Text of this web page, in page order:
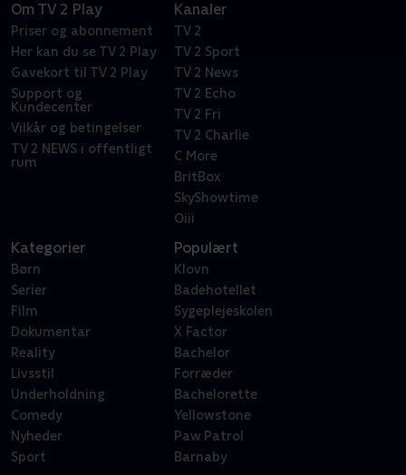
Om TV 2 Play
Priser og abonnement
Her kan du se TV 2 Play
Gavekort til TV 2 Play
Support og
Kundecenter
Vilkår og betingelser
TV 2 NEWS i offentligt
rum
Kanaler
TV 2
TV 2 Sport
TV 2 News
TV 2 Echo
TV 2 Fri
TV 2 Charlie
C More
BritBox
SkyShowtime
Oiii
Kategorier
Børn
Serier
Film
Dokumentar
Reality
Livsstil
Underholdning
Comedy
Nyheder
Sport
Populært
Klovn
Badehotellet
Sygeplejeskolen
X Factor
Bachelor
Forræder
Bachelorette
Yellowstone
Paw Patrol
Barnaby